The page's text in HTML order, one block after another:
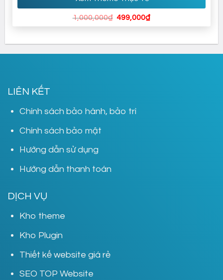
1,000,000₫ Giá
499,000₫Giá
499,000₫.
LIÊN KẾT
Chính sách bảo hành, bảo trì
Chính sách bảo mật
Hướng dẫn sử dụng
Hướng dẫn thanh toán
DỊCH VỤ
Kho theme
Kho Plugin
Thiết kế website giá rẻ
SEO TOP Website